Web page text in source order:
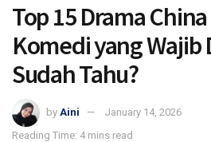
Top 15 Drama
Komedi yang
Sudah Tahu?
by Aini
January 14, 2026
Reading Time: 4 mins read